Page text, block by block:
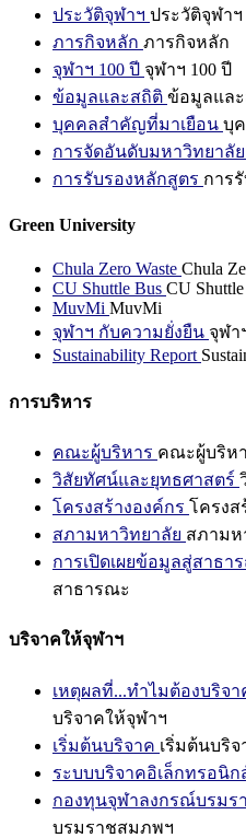
ประวัติจุฬาฯ ประวัติจุฬาฯ
ภารกิจหลัก ภารกิจหลัก
จุฬาฯ 100 ปี จุฬาฯ 100 ปี
ข้อมูลและสถิติ ข้อมูลแล
บุคคลสำคัญที่มาเยือน บุ
การจัดอันดับมหาวิทยาลัย
การรับรองหลักสูตร การ
Green University
Chula Zero Waste Chula
CU Shuttle Bus CU
MuvMi MuvMi
จุฬาฯ กับความยั่งยืน จุฬา
Sustainability Report
การบริหาร
คณะผู้บริหาร คณะผู้บริห
วิสัยทัศน์และยุทธศาสตร์
โครงสร้างองค์กร โครงส
สภามหาวิทยาลัย สภามห
การเปิดเผยข้อมูลสู่สาธา
สาธารณะ
บริจาคให้จุฬาฯ
เหตุผลที่...ทำไมต้องบริจ
บริจาคให้จุฬาฯ
เริ่มต้นบริจาค เริ่มต้นบริจ
ระบบบริจาคอิเล็กทรอนิก
กองทุนจุฬาลงกรณ์บรมร
บรมราชสมภพฯ